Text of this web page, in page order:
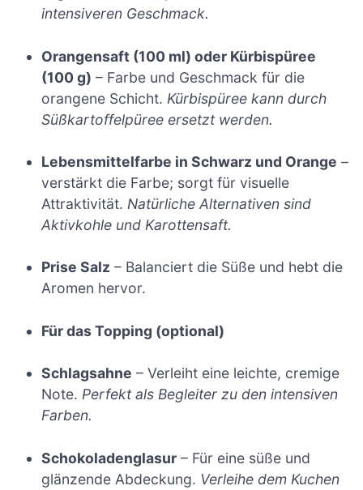
intensiveren Geschmack.
Orangensaft (100 ml) oder Kürbispüree
(100 g) – Farbe und Geschmack für die
orangene Schicht. Kürbispüree kann durch
Süßkartoffelpüree ersetzt werden.
Lebensmittelfarbe in Schwarz und Orange –
verstärkt die Farbe; sorgt für visuelle
Attraktivität. Natürliche Alternativen sind
Aktivkohle und Karottensaft.
Prise Salz – Balanciert die Süße und hebt die
Aromen hervor.
Für das Topping (optional)
Schlagsahne – Verleiht eine leichte, cremige
Note. Perfekt als Begleiter zu den intensiven
Farben.
Schokoladenglasur – Für eine süße und
glänzende Abdeckung. Verleihe dem Kuchen